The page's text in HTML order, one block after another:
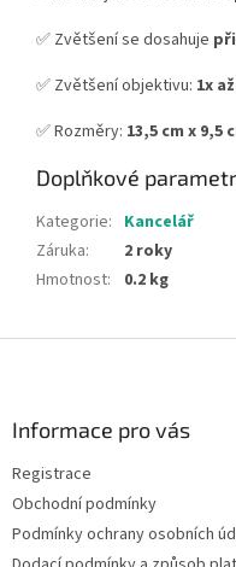
✅ Zvětšení se dosahuje
✅ Zvětšení objektivu: 1x
✅ Rozměry: 13,5 cm x 9,5
Doplňkové
Kategorie: Kancelář
Záruka:
2 roky
Hmotnost: 0.2 kg
Informace pro vás
Registrace
Obchodní podmínky
Podmínky ochrany osobních